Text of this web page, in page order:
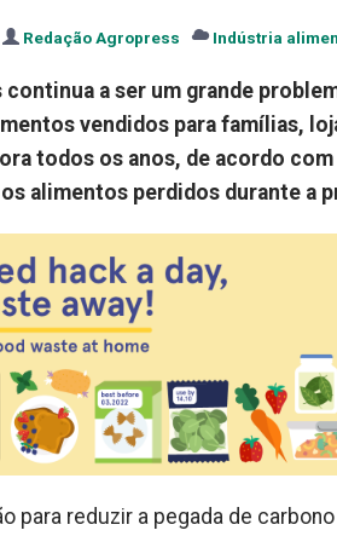
Redação Agropress Indústria
a ser um grande
vendidos para famílias,
todos os anos, de acordo com
alimentos perdidos durante a
para reduzir a pegada de